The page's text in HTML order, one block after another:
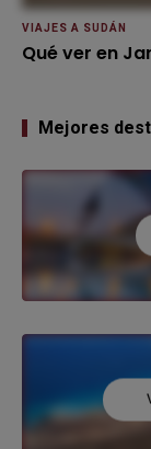
VIAJES A SUDÁN
Qué ver en
Mejores